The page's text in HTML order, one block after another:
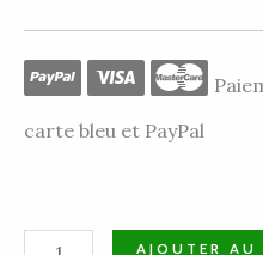
carte bleu et PayPal
AJOUTER AU